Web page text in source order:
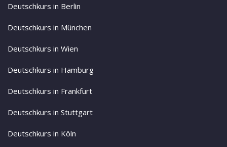
Deutschkurs in Berlin
Deutschkurs in München
Deutschkurs in Wien
Deutschkurs in Hamburg
Deutschkurs in Frankfurt
Deutschkurs in Stuttgart
Deutschkurs in Köln